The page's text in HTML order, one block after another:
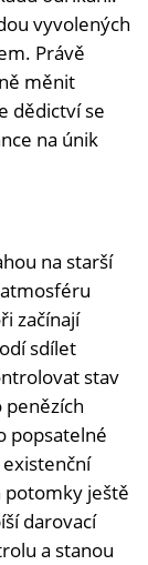
vyvolených
Právě
měnit
dědictví se
na únik
na starší
začínají
sdílet
stav
penězích
popsatelné
existenční
potomky ještě
darovací
a stanou